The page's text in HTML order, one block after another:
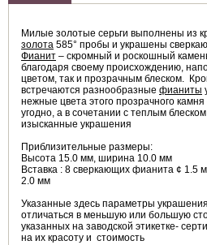
Милые золотые серьги выполнены из
золота 585° пробы и украшены
Фианит – скромный и роскошный
благодаря своему происхождению,
цветом, так и прозрачным блеском.
встречаются разнообразные фианиты
нежные цвета этого прозрачного
угодно, а в сочетании с теплым
изысканные украшения
Приблизительные размеры:
Высота 15.0 мм, ширина 10.0 мм
Вставка : 8 сверкающих фианита ¢ 1.5
2.0 мм
Указанные здесь параметры
отличаться в меньшую или большую
указанных на заводской этикетке-
на их красоту и стоимость